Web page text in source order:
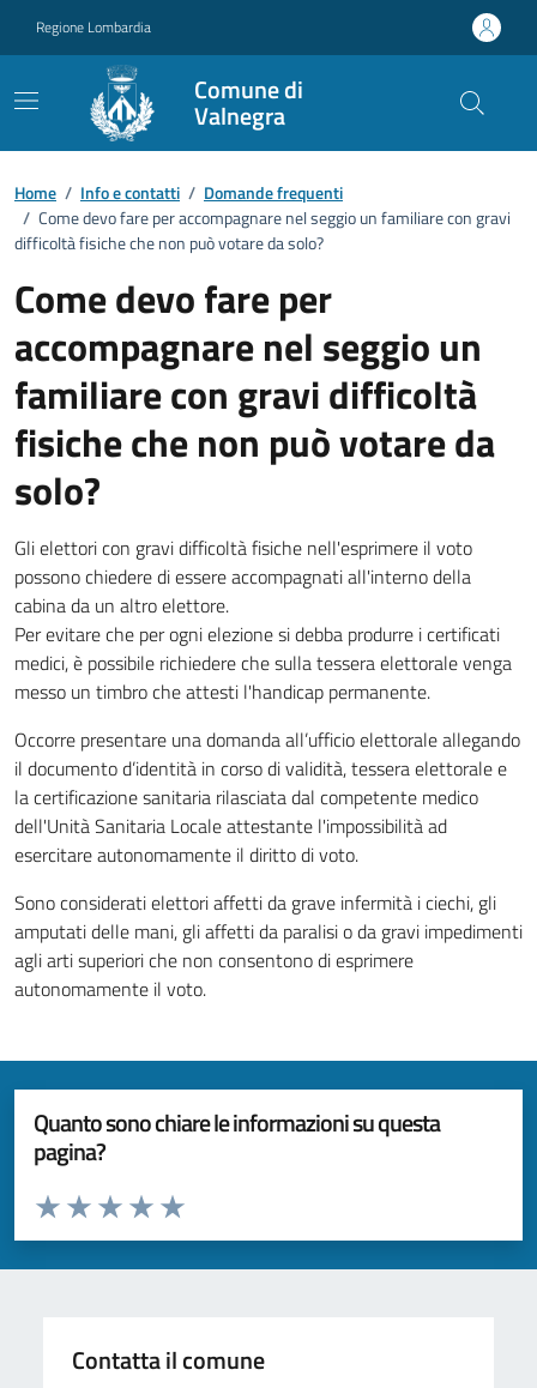
Regione Lombardia
Comune di
Valnegra
Dettagli FAQ
Home / Info e contatti / Domande frequenti
/ Come devo fare per accompagnare nel seggio un familiare con gravi
difficoltà fisiche che non può votare da solo?
Come devo fare per
accompagnare nel seggio un
familiare con gravi difficoltà
fisiche che non può votare da
solo?
Gli elettori con gravi difficoltà fisiche nell'esprimere il voto
possono chiedere di essere accompagnati all'interno della
cabina da un altro elettore.
Per evitare che per ogni elezione si debba produrre i certificati
medici, è possibile richiedere che sulla tessera elettorale venga
messo un timbro che attesti l'handicap permanente.
Occorre presentare una domanda all’ufficio elettorale allegando
il documento d’identità in corso di validità, tessera elettorale e
la certificazione sanitaria rilasciata dal competente medico
dell'Unità Sanitaria Locale attestante l'impossibilità ad
esercitare autonomamente il diritto di voto.
Sono considerati elettori affetti da grave infermità i ciechi, gli
amputati delle mani, gli affetti da paralisi o da gravi impedimenti
agli arti superiori che non consentono di esprimere
autonomamente il voto.
Quanto sono chiare le informazioni su questa
pagina?
Valuta da 1 a 5 stelle la pagina
Valuta 5 stelle su 5
Valuta 4 stelle su 5
Valuta 3 stelle su 5
Valuta 2 stelle su 5
Valuta 1 stelle su 5
Contatta il comune